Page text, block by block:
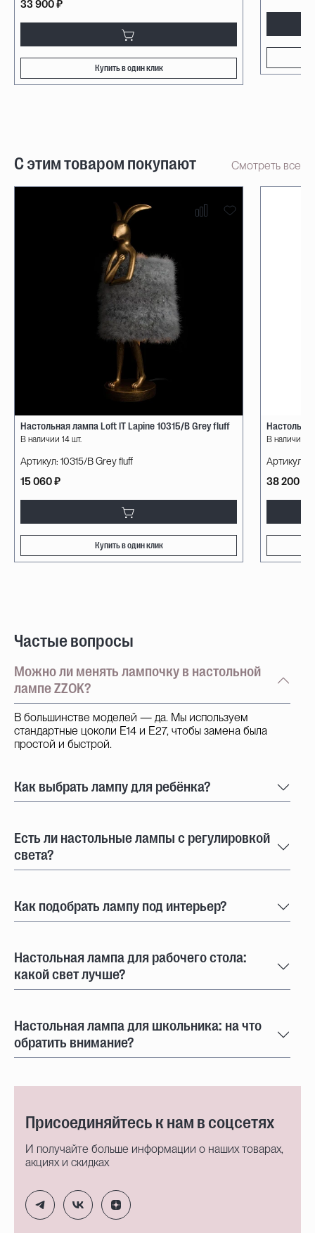
33 900 ₽
Купить в один клик
С этим товаром покупают Смотреть все
Настольная лампа Loft IT Lapine 10315/B Grey fluff
В наличии 14 шт.
Артикул: 10315/B Grey fluff
15 060 ₽
Купить в один клик
В наличии 7
Артикул:
38 200 ₽
Частые вопросы
Можно ли менять лампочку в настольной
лампе ZZOK?
В большинстве моделей — да. Мы используем
стандартные цоколи E14 и E27, чтобы замена была
простой и быстрой.
Как выбрать лампу для ребёнка?
Есть ли настольные лампы с регулировкой
света?
Как подобрать лампу под интерьер?
Настольная лампа для рабочего стола:
какой свет лучше?
Настольная лампа для школьника: на что
обратить внимание?
Присоединяйтесь к нам в соцсетях
И получайте больше информации о наших товарах,
акциях и скидках